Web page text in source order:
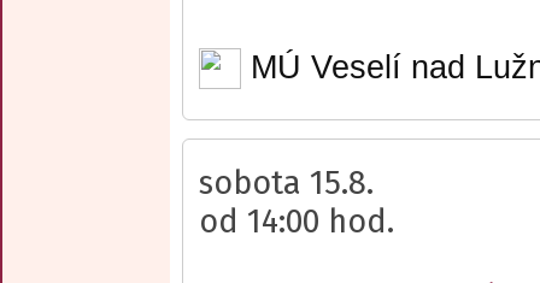
MÚ Veselí nad
sobota 15.8.
od 14:00 hod.